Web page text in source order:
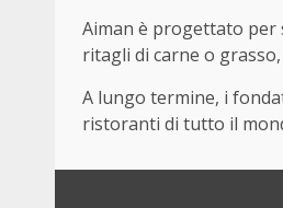
Aiman è progettato per
ritagli di carne o
A lungo termine, i
ristoranti di tutto il